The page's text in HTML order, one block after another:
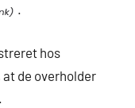
.
hos
de overholder